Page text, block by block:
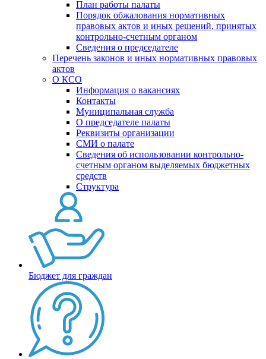
План работы палаты
Порядок обжалования нормативных
правовых актов и иных решений, принятых
контрольно-счетным органом
Сведения о председателе
Перечень законов и иных нормативных правовых
актов
О КСО
Информация о вакансиях
Контакты
Муниципальная служба
О председателе палаты
Реквизиты организации
СМИ о палате
Сведения об использовании контрольно-
счетным органом выделяемых бюджетных
средств
Структура
Бюджет для граждан